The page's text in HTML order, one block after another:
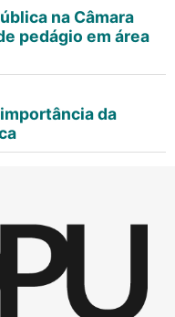
na Câmara
pedágio em área
da